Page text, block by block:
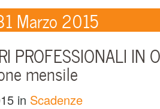
Marzo 2015
PROFESSIONALI IN
mensile
in Scadenze